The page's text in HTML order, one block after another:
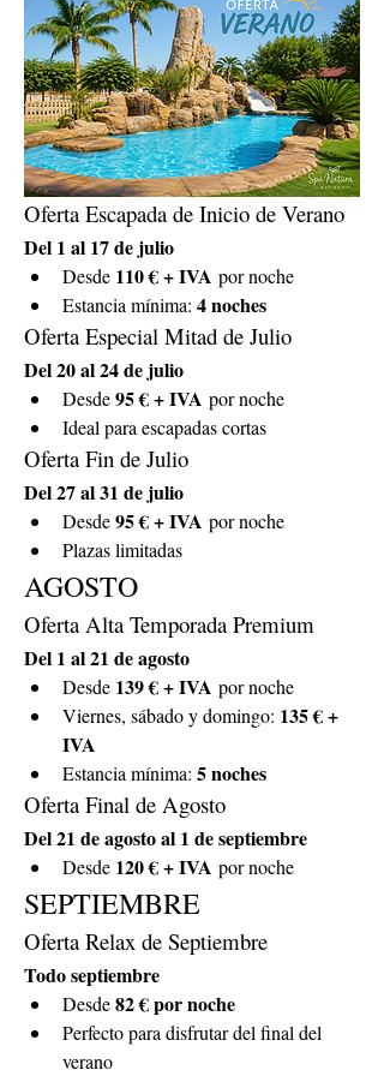
Oferta Escapada de Inicio de Verano
Del 1 al 17 de julio
Desde 110 € + IVA por noche
Estancia mínima: 4 noches
Oferta Especial Mitad de Julio
Del 20 al 24 de julio
Desde 95 € + IVA por noche
Ideal para escapadas cortas
Oferta Fin de Julio
Del 27 al 31 de julio
Desde 95 € + IVA por noche
Plazas limitadas
AGOSTO
Oferta Alta Temporada Premium
Del 1 al 21 de agosto
Desde 139 € + IVA por noche
Viernes, sábado y domingo: 135 € +
IVA
Estancia mínima: 5 noches
Oferta Final de Agosto
Del 21 de agosto al 1 de septiembre
Desde 120 € + IVA por noche
SEPTIEMBRE
Oferta Relax de Septiembre
Todo septiembre
Desde 82 € por noche
Perfecto para disfrutar del final del
verano